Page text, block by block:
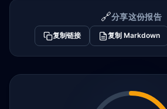
🔗分享这份报告
复制链接 复制 Markdown